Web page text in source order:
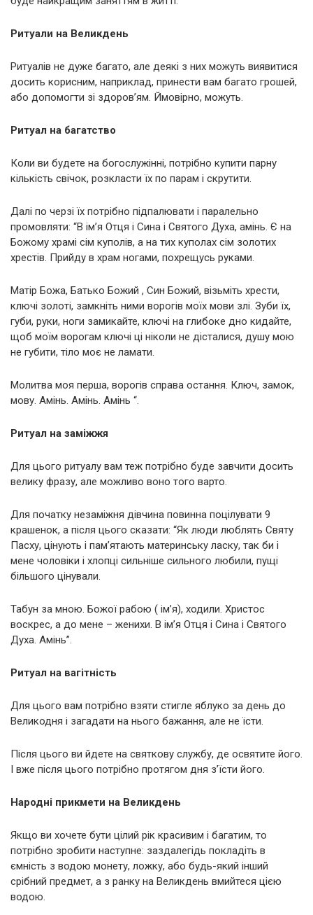
Ритуали на Великдень
Ритуалів не дуже багато, але деякі з них можуть виявитися
досить корисним, наприклад, принести вам багато грошей,
або допомогти зі здоров’ям. Ймовірно, можуть.
Ритуал на багатство
Коли ви будете на богослужінні, потрібно купити парну
кількість свічок, розкласти їх по парам і скрутити.
Далі по черзі їх потрібно підпалювати і паралельно
промовляти: “В ім’я Отця і Сина і Святого Духа, амінь. Є на
Божому храмі сім куполів, а на тих куполах сім золотих
хрестів. Прийду в храм ногами, похрещусь руками.
Матір Божа, Батько Божий , Син Божий, візьміть хрести,
ключі золоті, замкніть ними ворогів моїх мови злі. Зуби їх,
губи, руки, ноги замикайте, ключі на глибоке дно кидайте,
щоб моїм ворогам ключі ці ніколи не дісталися, душу мою
не губити, тіло моє не ламати.
Молитва моя перша, ворогів справа остання. Ключ, замок,
мову. Амінь. Амінь. Амінь “.
Ритуал на заміжжя
Для цього ритуалу вам теж потрібно буде завчити досить
велику фразу, але можливо воно того варто.
Для початку незаміжня дівчина повинна поцілувати 9
крашенок, а після цього сказати: “Як люди люблять Святу
Пасху, цінують і пам’ятають материнську ласку, так би і
мене чоловіки і хлопці сильніше сильного любили, пущі
більшого цінували.
Табун за мною. Божої рабою ( ім’я), ходили. Христос
воскрес, а до мене – женихи. В ім’я Отця і Сина і Святого
Духа. Амінь”.
Ритуал на вaгiтнicть
Для цього вам потрібно взяти стигле яблуко за день до
Великодня і загадати на нього бажання, але не їсти.
Після цього ви йдете на святкову службу, де освятите його.
І вже після цього потрібно протягом дня з’їсти його.
Народні прикмети на Великдень
Якщо ви хочете бути цілий рік красивим і багатим, то
потрібно зробити наступне: заздалегідь покладіть в
ємність з водою монету, ложку, або будь-який інший
срібний предмет, а з ранку на Великдень вмийтеся цією
водою.